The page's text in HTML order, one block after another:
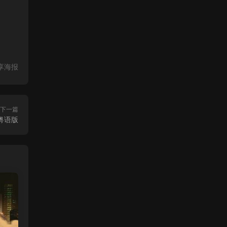
海报
下一篇
语版